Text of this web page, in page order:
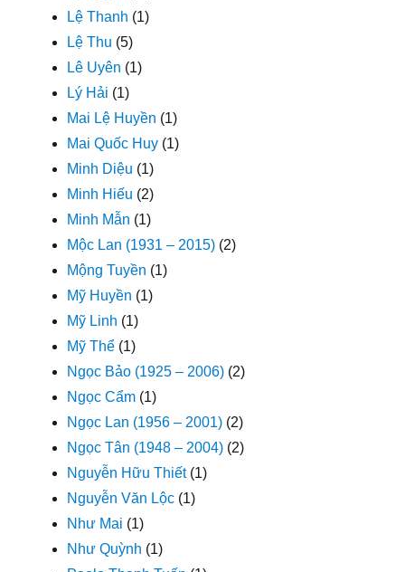
Lệ Thanh (1)
Lệ Thu (5)
Lê Uyên (1)
Lý Hải (1)
Mai Lệ Huyền (1)
Mai Quốc Huy (1)
Minh Diệu (1)
Minh Hiếu (2)
Minh Mẫn (1)
Mộc Lan (1931 – 2015) (2)
Mộng Tuyền (1)
Mỹ Huyền (1)
Mỹ Linh (1)
Mỹ Thể (1)
Ngọc Bảo (1925 – 2006) (2)
Ngọc Cẩm (1)
Ngọc Lan (1956 – 2001) (2)
Ngọc Tân (1948 – 2004) (2)
Nguyễn Hữu Thiết(1)
Nguyễn Văn Lộc (1)
Như Mai (1)
Như Quỳnh (1)